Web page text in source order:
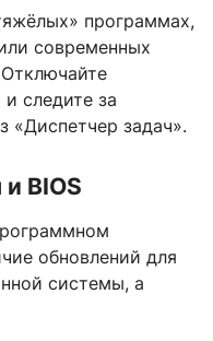
программах,
современных
следите за
«Диспетчер задач».
BIOS
обновлений для
системы, а